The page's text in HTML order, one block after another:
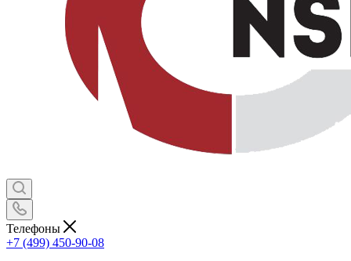
Телефоны
+7 (499) 450-90-08